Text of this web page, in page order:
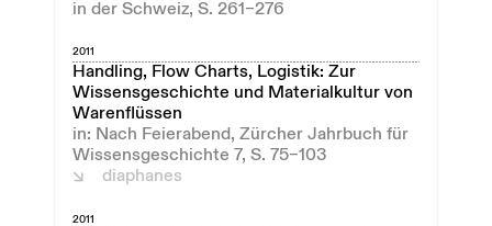
in der Schweiz, S. 261–276
2011
Handling, Flow Charts, Logistik: Zur
Wissensgeschichte und Materialkultur von
Warenflüssen
in: Nach Feierabend, Zürcher Jahrbuch für
Wissensgeschichte 7, S. 75–103
diaphanes
2011